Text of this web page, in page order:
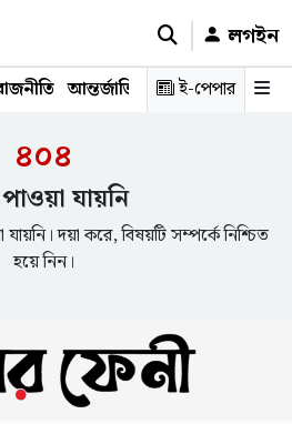
লগইন
আন্তর্জাতিক অর্থনীতি
ই-পেপার
৪০৪
যায়নি
দয়া করে, বিষয়টি সম্পর্কে নিশ্চিত
হয়ে নিন।